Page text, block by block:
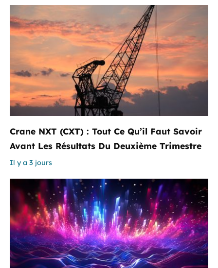
Crane NXT (CXT) : Tout Ce Qu’il Faut Savoir
Avant Les Résultats Du Deuxième Trimestre
Il y a 3 jours